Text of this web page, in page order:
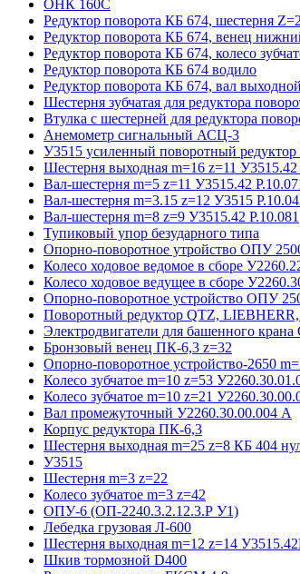
ОНК 160С
Редуктор поворота КБ 674, шестерня
Редуктор поворота КБ 674, венец
Редуктор поворота КБ 674, колесо
Редуктор поворота КБ 674 водило
Редуктор поворота КБ 674, вал выходной
Шестерня зубчатая для редуктора
Втулка с шестерней для редуктора
Анемометр сигнальный АСЦ-3
У3515 усиленный поворотный
Шестерня выходная m=16 z=11
Вал-шестерня m=5 z=11 У3515.42
Вал-шестерня m=3.15 z=12 У3515
Вал-шестерня m=8 z=9 У3515.42 Р.10.081
Тупиковый упор безударного типа
Опорно-поворотное утройство ОПУ
Колесо ходовое ведомое в сборе
Колесо ходовое ведущее в сборе
Опорно-поворотное устройство ОПУ
Поворотный редуктор QTZ,
Электродвигатели для башенного
Бронзовый венец ПК-6,3 z=32
Опорно-поворотное устройство-2650
Колесо зубчатое m=10 z=53
Колесо зубчатое m=10 z=21
Вал промежуточный У2260.30.00.004 А
Корпус редуктора ПК-6,3
Шестерня выходная m=25 z=8 КБ 404
У3515
Шестерня m=3 z=22
Колесо зубчатое m=3 z=42
ОПУ-6 (ОП-2240.3.2.12.3.Р У1)
Лебедка грузовая Л-600
Шестерня выходная m=12 z=14
Шкив тормозной D400